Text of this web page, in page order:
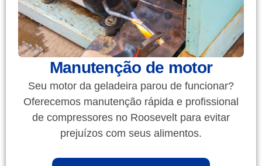
Manutenção de motor
Seu motor da geladeira parou de funcionar?
Oferecemos manutenção rápida e profissional
de compressores no Roosevelt para evitar
prejuízos com seus alimentos.